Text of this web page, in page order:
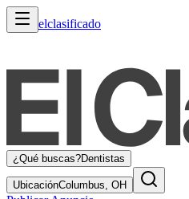
elclasificado
¿Qué buscas?Dentistas
UbicaciónColumbus, OH